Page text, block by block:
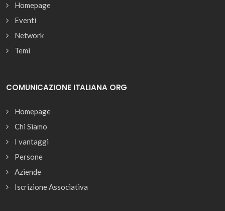
Homepage
Eventi
Network
Temi
COMUNICAZIONE ITALIANA ORG
Homepage
Chi Siamo
I vantaggi
Persone
Aziende
Iscrizione Associativa